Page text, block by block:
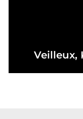
Veilleux,